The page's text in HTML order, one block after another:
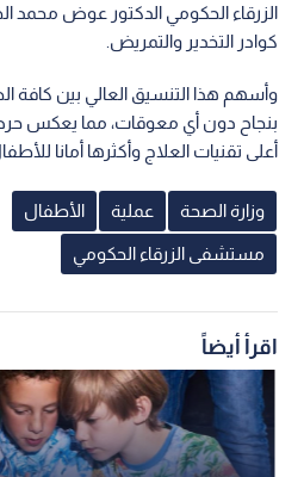
الزرقاء الحكومي الدكتور عوض محمد
كوادر التخدير والتمريض.
وأسهم هذا التنسيق العالي بين كافة
بنجاح دون أي معوقات، مما يعكس
أعلى تقنيات العلاج وأكثرها أمانا
وزارة الصحة عملية الأطفال
مستشفى الزرقاء الحكومي
اقرأ أيضاً